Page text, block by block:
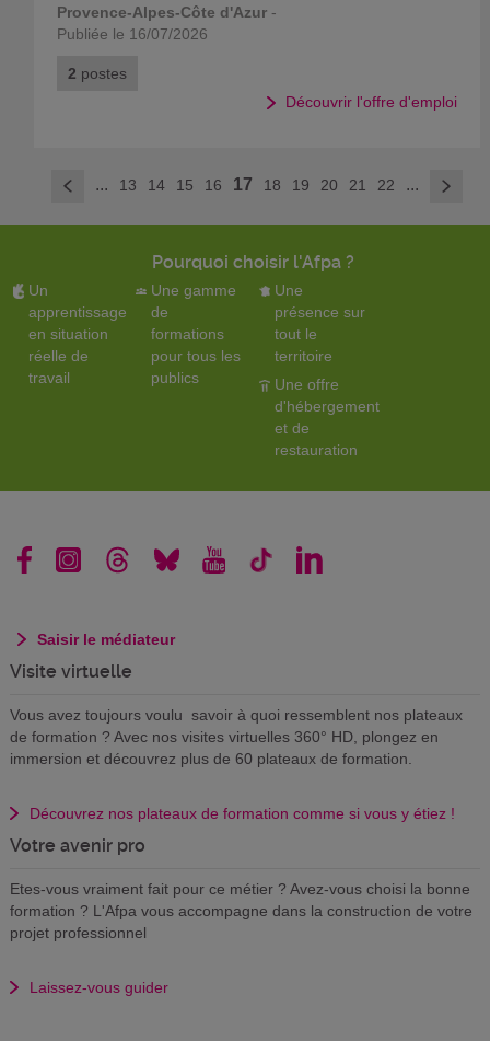
Provence-Alpes-Côte d'Azur-
Publiée le 16/07/2026
2 postes
Découvrir l'offre d'emploi
< ... 13 14 15 16 17 18 19 20 21 22 ... >
Pourquoi choisir l'Afpa ?
Un
apprentissage
en situation
réelle de
travail
Une gamme
de
formations
pour tous les
publics
Une
présence sur
tout le
territoire
Une offre
d'hébergement
et de
restauration
Saisir le médiateur
Visite virtuelle
Vous avez toujours voulu savoir à quoi ressemblent nos plateaux
de formation ? Avec nos visites virtuelles 360° HD, plongez en
immersion et découvrez plus de 60 plateaux de formation.
Découvrez nos plateaux de formation comme si vous y étiez !
Votre avenir pro
Etes-vous vraiment fait pour ce métier ? Avez-vous choisi la bonne
formation ? L'Afpa vous accompagne dans la construction de votre
projet professionnel
Laissez-vous guider